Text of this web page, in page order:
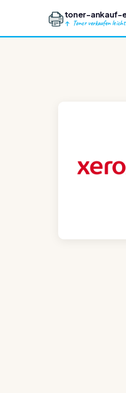
toner-ankauf-
Toner verkaufen